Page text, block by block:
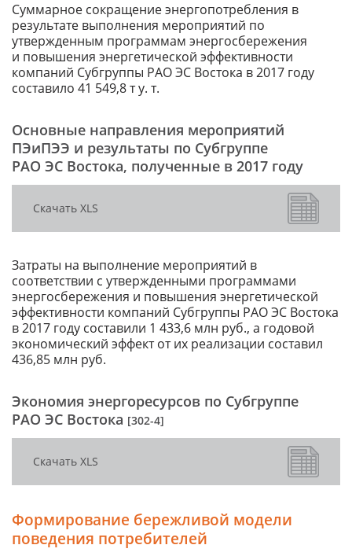
Суммарное сокращение энергопотребления в
результате выполнения мероприятий по
утвержденным программам энергосбережения
и повышения энергетической эффективности
компаний Субгруппы РАО ЭС Востока в 2017 году
составило 41 549,8 т у. т.
Основные направления мероприятий
ПЭиПЭЭ и результаты по Субгруппе
РАО ЭС Востока, полученные в 2017 году
Скачать XLS
Затраты на выполнение мероприятий в
соответствии с утвержденными программами
энергосбережения и повышения энергетической
эффективности компаний Субгруппы РАО ЭС Востока
в 2017 году составили 1 433,6 млн руб., а годовой
экономический эффект от их реализации составил
436,85 млн руб.
Экономия энергоресурсов по Субгруппе
РАО ЭС Востока [302-4]
Скачать XLS
Формирование бережливой модели
поведения потребителей